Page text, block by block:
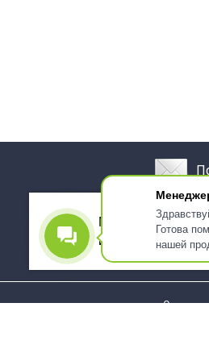
Готова
нашей
О
Мы используем
использованием